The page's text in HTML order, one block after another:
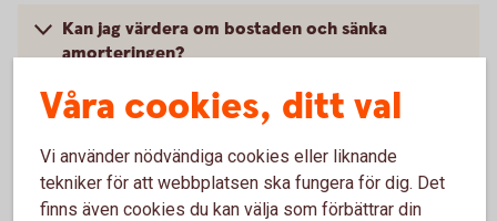
Kan jag värdera om bostaden och sänka
amorteringen?
Vad är kortaste tiden jag kan amortera bolån på?
Hur mycket måste jag amortera om jag höjer
mitt bolån?
Våra cookies, ditt val
Vi använder nödvändiga cookies eller liknande
tekniker för att webbplatsen ska fungera för dig. Det
finns även cookies du kan välja som förbättrar din